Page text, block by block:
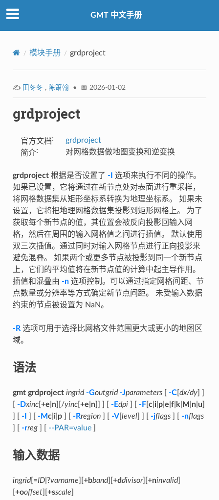
GMT 中文手册
模块手册 grdproject
✍️ 田冬冬 , 陈箫翰 • 📅 2026-01-02
grdproject
官方文档:
grdproject
简介: 对网格数据做地图变换和逆变换
grdproject根据是否设置了 -I
选项来执行不同的操作。
如果已设置，它将通过在新节点处对表面进行重采样，
将网格数据集从矩形坐标系转换为地理坐标系。 如果未
设置，它将把地理网格数据集投影到矩形网格上。 为了
获取每个新节点的值，其位置会被反向投影回输入网
格，然后在周围的输入网格值之间进行插值。 默认使用
双三次插值。通过同时对输入网格节点进行正向投影来
避免混叠。 如果两个或更多节点被投影到同一个新节点
上，它们的平均值将在新节点值的计算中起主导作用。
插值和混叠由 -n选项控制。可以通过指定网格间距、节
点数量或分辨率等方式确定新节点间距。 未受输入数据
约束的节点被设置为 NaN。
-R选项可用于选择比网格文件范围更大或更小的地图区
域。
语法
gmt grdproject ingrid -Goutgrid -Jparameters[ -C[ dx/dy] ]
-Dxinc[ +e n][/yinc[ +e n]] ] [ -Edpi] [ -F[ c| i| p| e f| k| M n| u
-I -Mc| i| p] [ -Rregion] [ -V[ level] ] [ -jflags] [ -nflags
-rreg] [ --PAR=value]
输入数据
ingrid[=ID|?varname +bband][ +ddivisor][ +ninvalid]
+ooffset][ +sscale